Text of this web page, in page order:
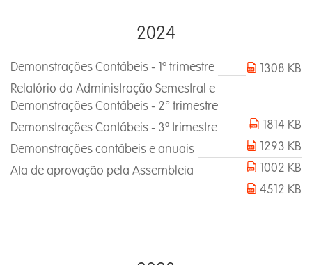
2024
Demonstrações Contábeis - 1º trimestre
1308 KB
Relatório da Administração Semestral e
Demonstrações Contábeis - 2° trimestre
1814 KB
Demonstrações Contábeis - 3º trimestre
1293 KB
Demonstrações contábeis e anuais
1002 KB
Ata de aprovação pela Assembleia
4512 KB